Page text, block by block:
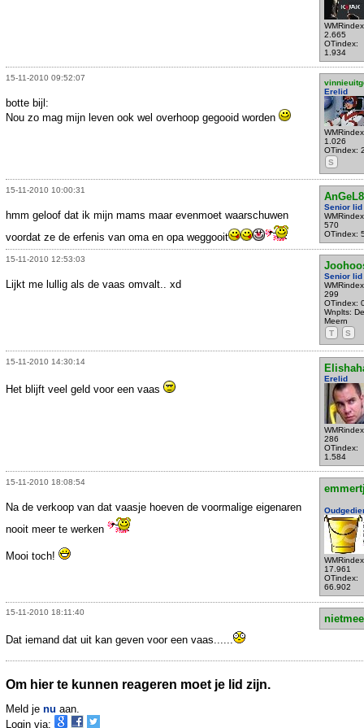
2.665
OTindex:
1.934
15-11-2010 09:52:07
Erelid
1.026
OTindex:
S
botte bijl:
Nou zo mag mijn leven ook wel overhoop gegooid worden
15-11-2010 10:00:31
Senior lid
570
OTindex:
hmm geloof dat ik mijn mams maar evenmoet waarschuwen
voordat ze de erfenis van oma en opa weggooit
15-11-2010 12:53:03
Senior lid
299
OTindex:
Wnplts: De
Meern
T
S
Lijkt me lullig als de vaas omvalt.. xd
15-11-2010 14:30:14
Erelid
286
OTindex:
1.584
Het blijft veel geld voor een vaas
15-11-2010 18:08:54
17.961
OTindex:
66.902
Na de verkoop van dat vaasje hoeven de voormalige eigenaren
nooit meer te werken
Mooi toch!
15-11-2010 18:11:40
Dat iemand dat uit kan geven voor een vaas......
Om hier te kunnen reageren moet je lid zijn.
Meld je nu aan.
Login via: